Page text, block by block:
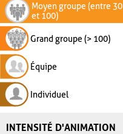
Moyen groupe (entre 30
et 100)
Grand groupe (> 100)
Équipe
Individuel
INTENSITÉ D'ANIMATION